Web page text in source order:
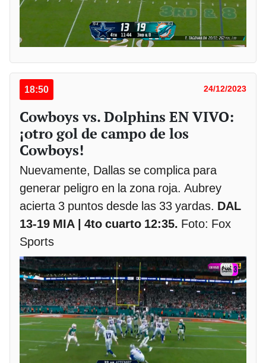
18:50 24/12/2023
Cowboys vs. Dolphins EN VIVO:
¡otro gol de campo de los
Cowboys!
Nuevamente, Dallas se complica para
generar peligro en la zona roja. Aubrey
acierta 3 puntos desde las 33 yardas. DAL
13-19 MIA | 4to cuarto 12:35. Foto: Fox
Sports